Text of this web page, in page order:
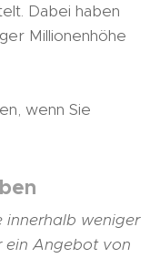
Dabei haben
Millionenhöhe
wenn Sie
innerhalb weniger
ein Angebot von